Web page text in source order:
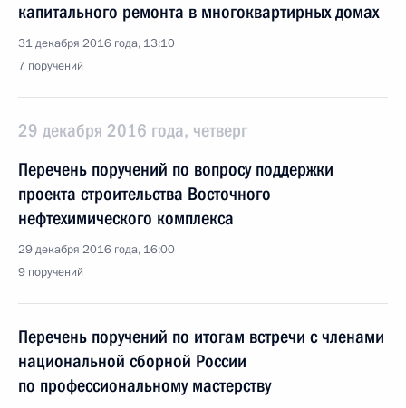
капитального ремонта в многоквартирных домах
31 декабря 2016 года, 13:10
7 поручений
29 декабря 2016 года, четверг
Перечень поручений по вопросу поддержки
проекта строительства Восточного
нефтехимического комплекса
29 декабря 2016 года, 16:00
9 поручений
Перечень поручений по итогам встречи с членами
национальной сборной России
по профессиональному мастерству